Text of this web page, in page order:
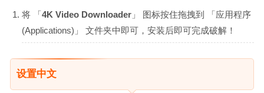
将 「4K Video Downloader 」 图标按住拖拽到 「应用程序
(Applications)」 文件夹中即可，安装后即可完成破解！
设置中文